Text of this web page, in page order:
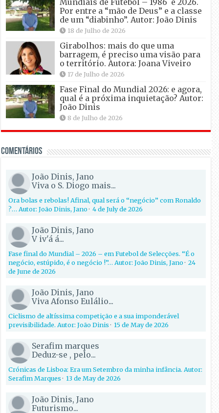
Mundiais de Futebol – 1986 e 2026.
Por entre a “mão de Deus” e a classe
de um “diabinho”. Autor: João Dinis
18 de Julho de 2026
Girabolhos: mais do que uma
barragem, é preciso uma visão para
o território. Autora: Joana Viveiro
17 de Julho de 2026
Fase Final do Mundial 2026: e agora,
qual é a próxima inquietação? Autor:
João Dinis
8 de Julho de 2026
Comentários
João Dinis, Jano
Viva o S. Diogo mais...
Ora bolas e rebolas! Afinal, qual será o “negócio” com Ronaldo
?… Autor: João Dinis, Jano·4 de July de 2026
João Dinis, Jano
V iv'á á...
Fase final do Mundial – 2026 – em Futebol de Selecções. “É o
negócio, estúpido, é o negócio !”… Autor: João Dinis, Jano·24
de June de 2026
João Dinis, Jano
Viva Afonso Eulálio...
Ciclismo de altíssima competição e a sua imponderável
previsibilidade. Autor: João Dinis·15 de May de 2026
Serafim marques
Deduz-se , pelo...
Crónicas de Lisboa: Era um Setembro da minha infância. Autor:
Serafim Marques·13 de May de 2026
João Dinis, Jano
Futurismo...